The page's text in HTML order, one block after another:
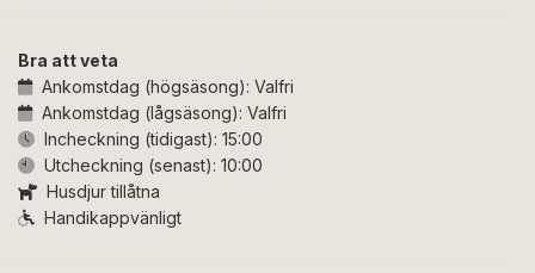
Bra att veta
Ankomstdag (högsäsong): Valfri
Ankomstdag (lågsäsong): Valfri
Incheckning (tidigast): 15:00
Utcheckning (senast): 10:00
Husdjur tillåtna
Handikappvänligt